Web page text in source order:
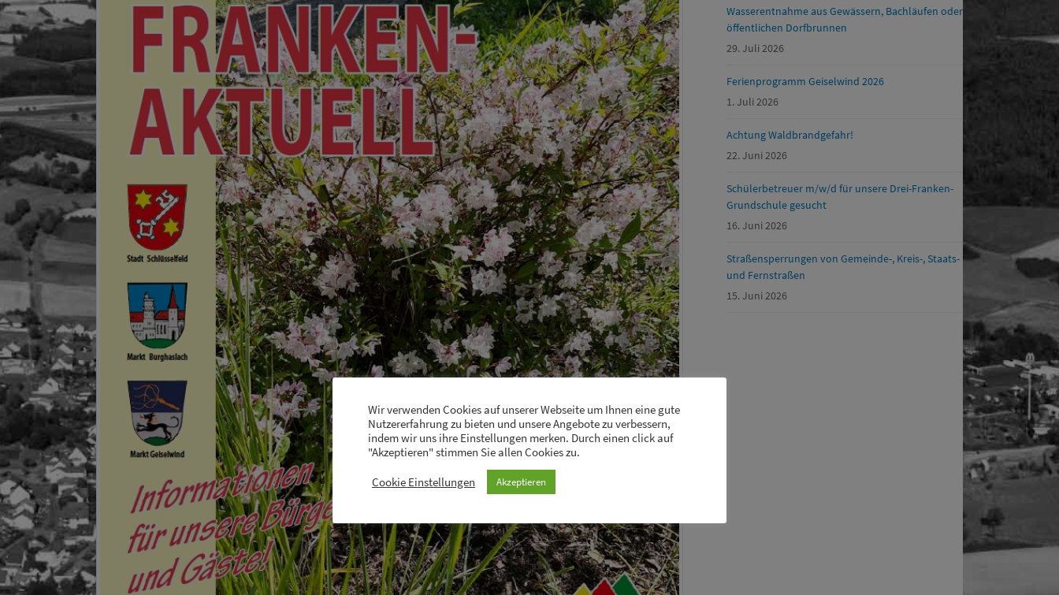
Wasserentnahme aus Gewässern, Bachläufen oder
öffentlichen Dorfbrunnen
29. Juli 2026
Ferienprogramm Geiselwind 2026
1. Juli 2026
Achtung Waldbrandgefahr!
22. Juni 2026
Schülerbetreuer m/w/d für unsere Drei-Franken-
Grundschule gesucht
16. Juni 2026
Straßensperrungen von Gemeinde-, Kreis-, Staats-
und Fernstraßen
15. Juni 2026
Wir verwenden Cookies auf unserer Webseite um Ihnen eine gute
Nutzererfahrung zu bieten und unsere Angebote zu verbessern,
indem wir uns ihre Einstellungen merken. Durch einen click auf
"Akzeptieren" stimmen Sie allen Cookies zu.
Cookie Einstellungen Akzeptieren